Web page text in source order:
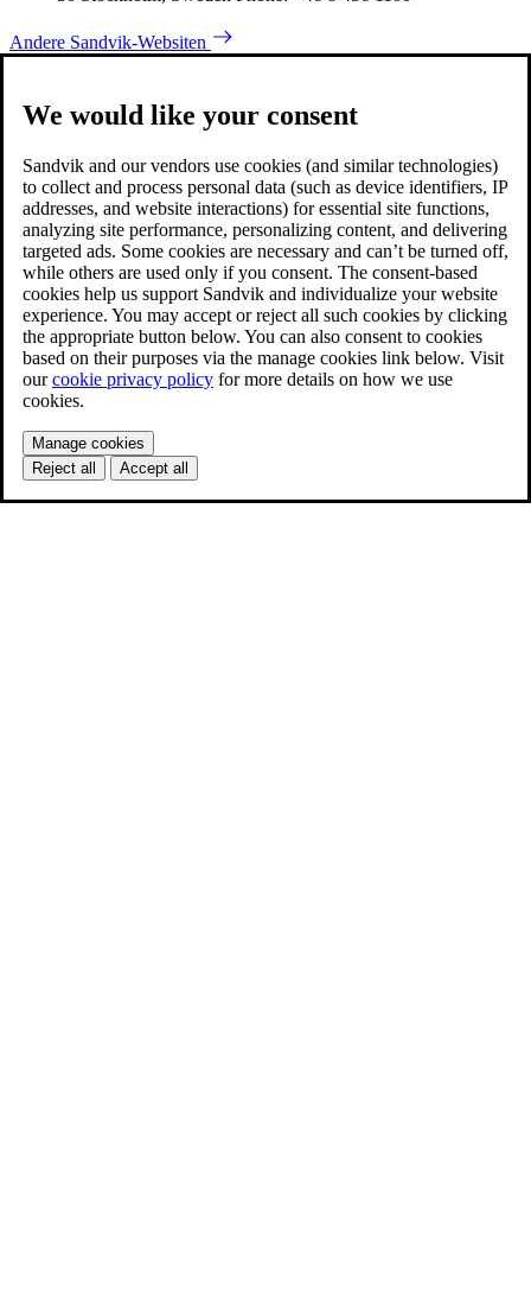
Andere Sandvik-Websiten
We would like your consent
Sandvik and our vendors use cookies (and similar technologies)
to collect and process personal data (such as device identifiers, IP
addresses, and website interactions) for essential site functions,
analyzing site performance, personalizing content, and delivering
targeted ads. Some cookies are necessary and can’t be turned off,
while others are used only if you consent. The consent-based
cookies help us support Sandvik and individualize your website
experience. You may accept or reject all such cookies by clicking
the appropriate button below. You can also consent to cookies
based on their purposes via the manage cookies link below. Visit
ourcookie privacy policy for more details on how we use
cookies.
Manage cookies
Reject all
Accept all